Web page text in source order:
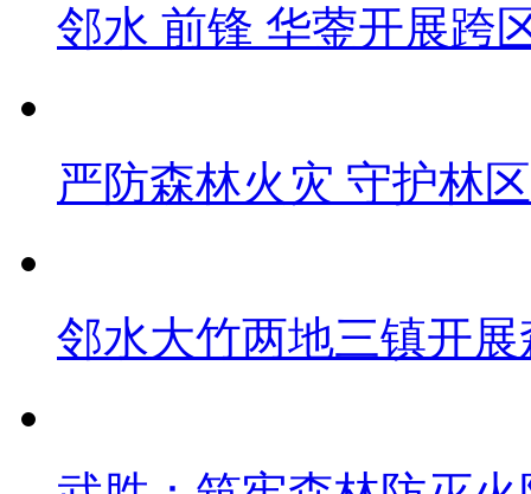
邻水 前锋 华蓥开展跨
严防森林火灾 守护林
邻水大竹两地三镇开